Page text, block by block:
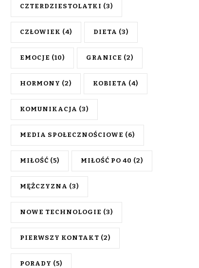
CZTERDZIESTOLATKI (3)
CZŁOWIEK (4) DIETA (3)
EMOCJE (10) GRANICE (2)
HORMONY (2) KOBIETA (4)
KOMUNIKACJA (3)
MEDIA SPOŁECZNOŚCIOWE (6)
MIŁOŚĆ (5) MIŁOŚĆ PO 40 (2)
MĘŻCZYZNA (3)
NOWE TECHNOLOGIE (3)
PIERWSZY KONTAKT (2)
PORADY (5)